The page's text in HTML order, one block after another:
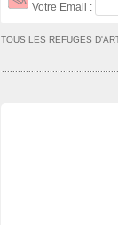
Votre Email :
TOUS LES REFUGES